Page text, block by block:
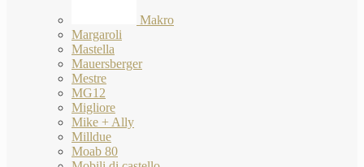
Makro
Margaroli
Mastella
Mauersberger
Mestre
MG12
Migliore
Mike + Ally
Milldue
Moab 80